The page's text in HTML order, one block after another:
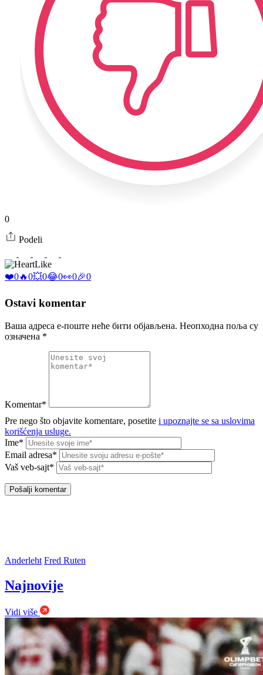
0
Podeli
Like
❤️0🔥0💥0😂0👀0🎉0
Ostavi komentar
Ваша адреса е-поште неће бити објављена. Неопходна поља су
означена *
Komentar*
Pre nego što objavite komentare, posetite i upoznajte se sa uslovima
korišćenja usluge.
Ime*
Email adresa*
Vaš veb-sajt*
Anderleht Fred Ruten
Najnovije
Vidi više